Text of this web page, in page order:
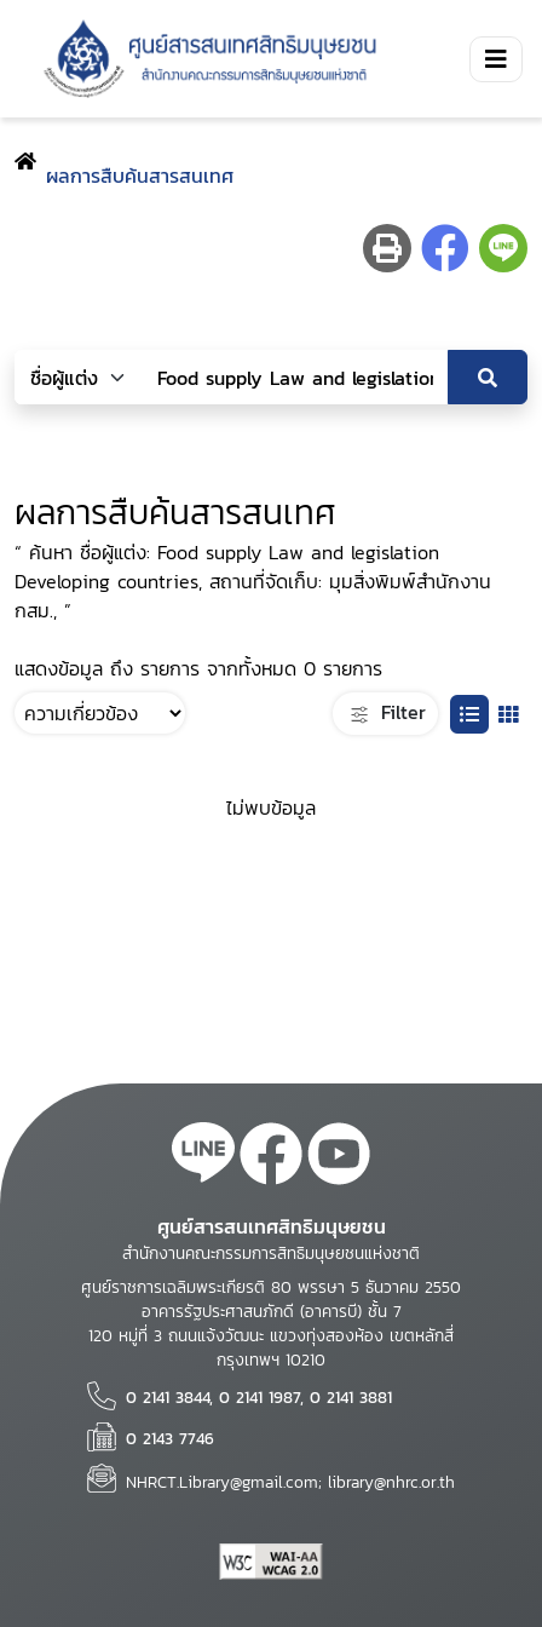
ผลการสืบค้นสารสนเทศ
ผลการสืบค้นสารสนเทศ
“ ค้นหา ชื่อผู้แต่ง: Food supply Law and legislation
Developing countries, สถานที่จัดเก็บ: มุมสิ่งพิมพ์สำนักงาน
กสม., ”
แสดงข้อมูล ถึง รายการ จากทั้งหมด 0 รายการ
Filter
ไม่พบข้อมูล
ศูนย์สารสนเทศสิทธิมนุษยชน
สำนักงานคณะกรรมการสิทธิมนุษยชนแห่งชาติ
ศูนย์ราชการเฉลิมพระเกียรติ 80 พรรษา 5 ธันวาคม 2550
อาคารรัฐประศาสนภักดี (อาคารบี) ชั้น 7
120 หมู่ที่ 3 ถนนแจ้งวัฒนะ แขวงทุ่งสองห้อง เขตหลักสี่
กรุงเทพฯ 10210
0 2141 3844, 0 2141 1987, 0 2141 3881
0 2143 7746
NHRCT.Library@gmail.com; library@nhrc.or.th